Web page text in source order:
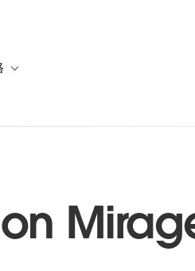
for リソース
Toggle sub-navigation for プランと価格